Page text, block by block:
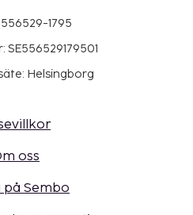
1795
SE556529179501
Helsingborg
oss
på Sembo